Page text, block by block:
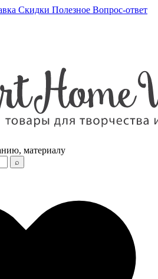
Скидки Полезное Вопрос-ответ
материалу
⌕